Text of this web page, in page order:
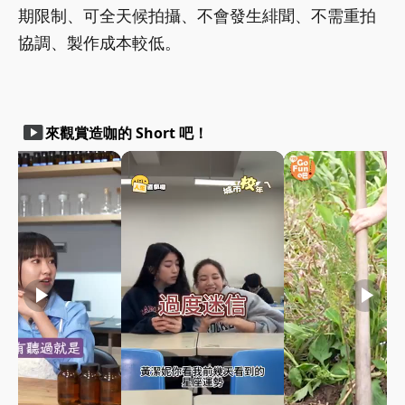
期限制、可全天候拍攝、不會發生緋聞、不需重拍
協調、製作成本較低。
smart_display來觀賞造咖的 Short 吧！
play_arrow play_arrow play_arrow